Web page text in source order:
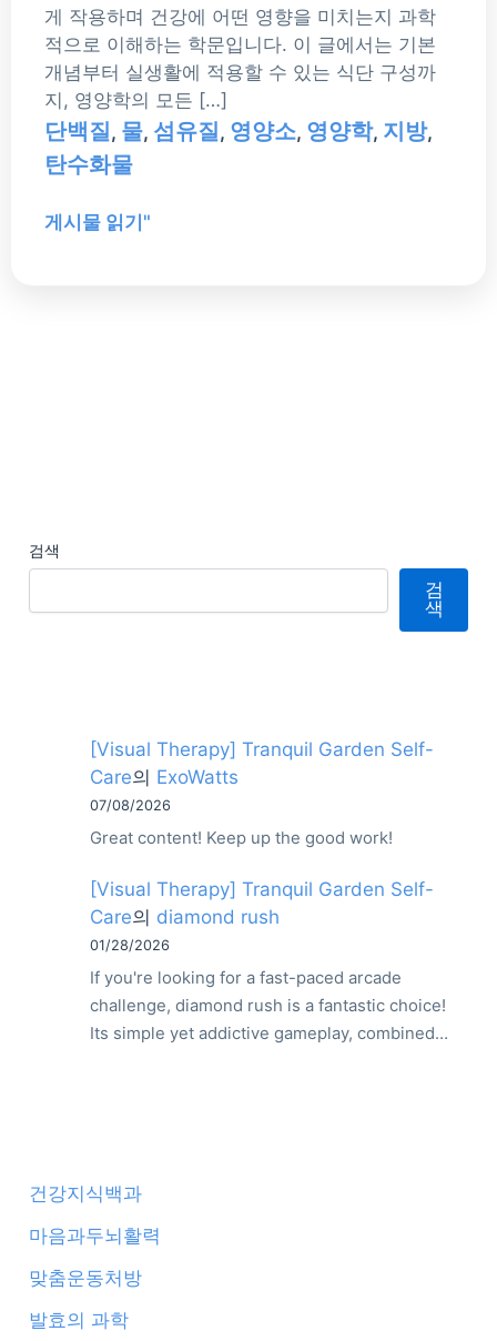
게 작용하며 건강에 어떤 영향을 미치는지 과학
적으로 이해하는 학문입니다. 이 글에서는 기본
개념부터 실생활에 적용할 수 있는 식단 구성까
지, 영양학의 모든 […]
단백질, 물, 섬유질, 영양소, 영양학, 지방,
탄수화물
게시물 읽기"
검색
검
색
[Visual Therapy] Tranquil Garden Self-
Care의 ExoWatts
07/08/2026
Great content! Keep up the good work!
[Visual Therapy] Tranquil Garden Self-
Care의 diamond rush
01/28/2026
If you're looking for a fast-paced arcade
challenge, diamond rush is a fantastic choice!
Its simple yet addictive gameplay, combined…
건강지식백과
마음과두뇌활력
맞춤운동처방
발효의 과학